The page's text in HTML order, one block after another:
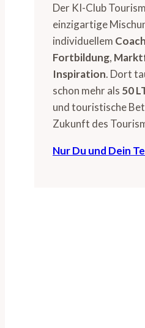
Der KI-Club
einzigartige
individuellem
Fortbildung,
Inspiration. Dort
schon mehr als 50
und touristische
Zukunft des
Nur Du und Dein